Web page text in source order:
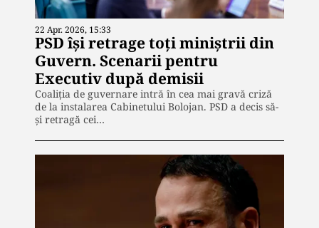
22 Apr. 2026, 15:33
PSD își retrage toți miniștrii din
Guvern. Scenarii pentru
Executiv după demisii
Coaliția de guvernare intră în cea mai gravă criză
de la instalarea Cabinetului Bolojan. PSD a decis să-
și retragă cei…